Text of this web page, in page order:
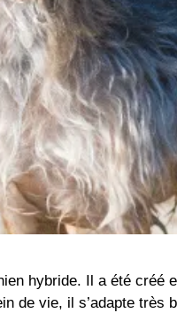
hybride. Il a été
de vie, il s’adapte